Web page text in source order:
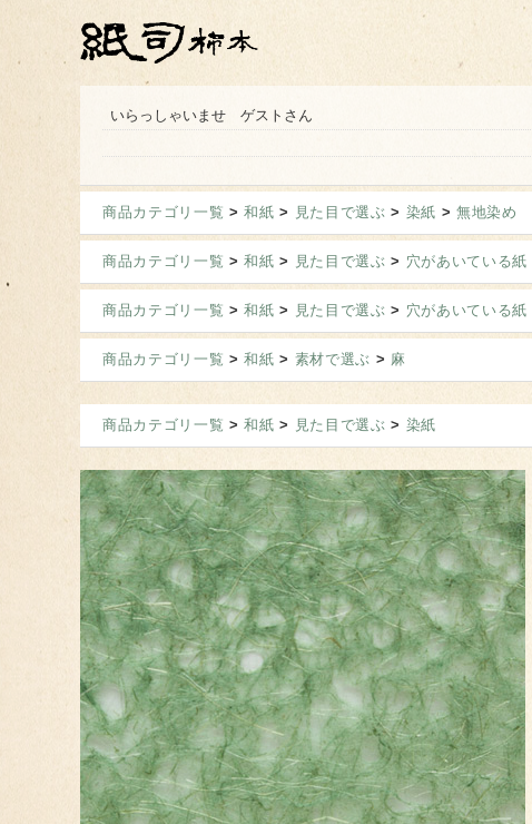
いらっしゃいませ ゲストさん
商品カテゴリ一覧 >和紙 > 見た目で選ぶ > 染紙 >無地染め
商品カテゴリ一覧 >和紙 > 見た目で選ぶ > 穴があいている紙
商品カテゴリ一覧 >和紙 > 見た目で選ぶ > 穴があいている紙
商品カテゴリ一覧 >和紙 > 素材で選ぶ > 麻
商品カテゴリ一覧 >和紙 > 見た目で選ぶ > 染紙